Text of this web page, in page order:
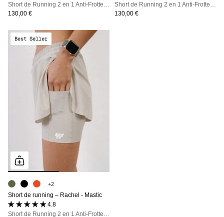
130,00 €
130,00 €
Best Seller
+2
Short de running – Rachel - Mastic
4.8 (26 avis)